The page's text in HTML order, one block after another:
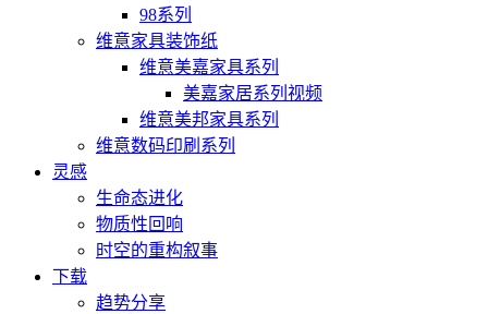
98系列
维意家具装饰纸
维意美嘉家具系列
美嘉家居系列视频
维意美邦家具系列
维意数码印刷系列
灵感
生命态进化
物质性回响
时空的重构叙事
下载
趋势分享